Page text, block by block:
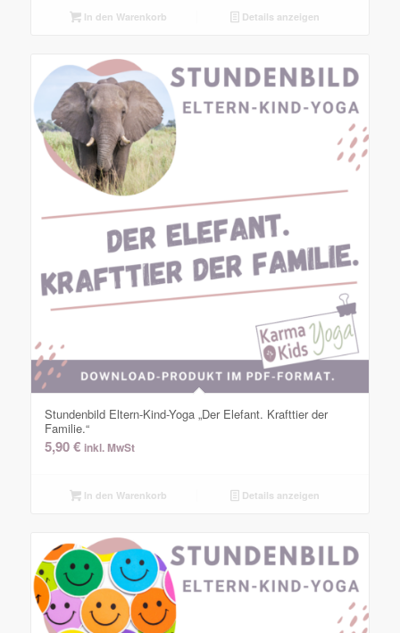
In den Warenkorb Details anzeigen
Stundenbild Eltern-Kind-Yoga „Der Elefant. Krafttier der
Familie.“
5,90€ inkl. MwSt
In den Warenkorb Details anzeigen